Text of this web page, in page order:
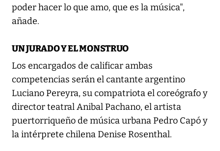
poder hacer lo que amo, que es la música",
añade.
UN JURADO Y EL MONSTRUO
Los encargados de calificar ambas
competencias serán el cantante argentino
Luciano Pereyra, su compatriota el coreógrafo y
director teatral Anibal Pachano, el artista
puertorriqueño de música urbana Pedro Capó y
la intérprete chilena Denise Rosenthal.